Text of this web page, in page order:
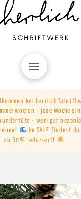
bei herrlich
- jede Woche
- weniger
Im SALE findest
zu 60% reduziert!